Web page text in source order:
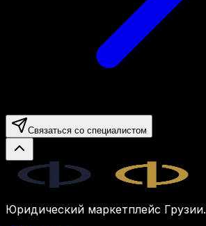
Связаться со специалистом
Юридический маркетплейс Грузии.